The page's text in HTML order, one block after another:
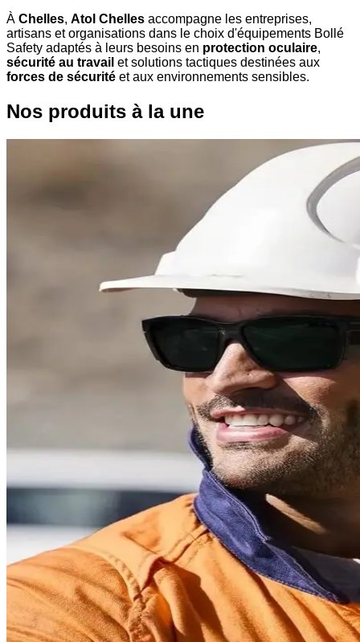
À Chelles, Atol Chelles accompagne les entreprises,
artisans et organisations dans le choix d'équipements Bollé
Safety adaptés à leurs besoins en protection oculaire,
sécurité au travail et solutions tactiques destinées aux
forces de sécurité et aux environnements sensibles.
Nos produits à la une